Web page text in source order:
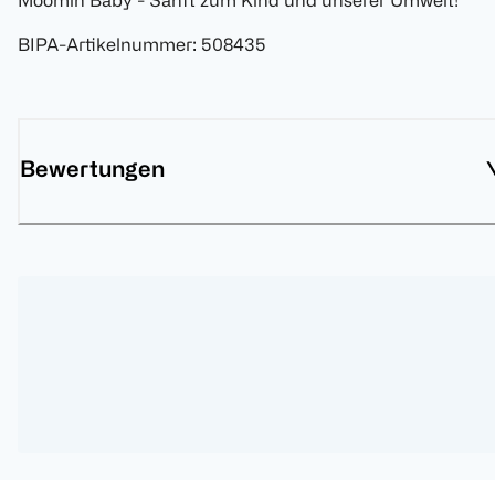
BIPA-Artikelnummer: 508435
Bewertungen